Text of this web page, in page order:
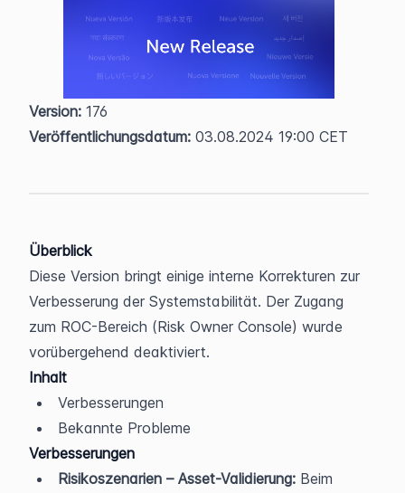
Version: 176
Veröffentlichungsdatum: 03.08.2024 19:00 CET
Überblick
Diese Version bringt einige interne Korrekturen zur
Verbesserung der Systemstabilität. Der Zugang
zum ROC-Bereich (Risk Owner Console) wurde
vorübergehend deaktiviert.
Inhalt
Verbesserungen
Bekannte Probleme
Verbesserungen
Risikoszenarien – Asset-Validierung: Beim